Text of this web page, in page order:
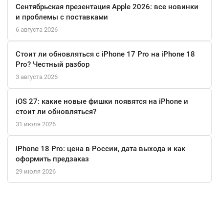
Система PS VR2 была разработана специально для PlayStation
5, что исключает необходимость в сложных настройках и
эксклюзивных игр и поддержкой от Sony, вы сможете
попробовать каждому геймеру.
Сентябрьская презентация Apple 2026: все новинки
и проблемы с поставками
6 августа 2026
Стоит ли обновляться с iPhone 17 Pro на iPhone 18
Pro? Честный разбор
3 августа 2026
iOS 27: какие новые фишки появятся на iPhone и
стоит ли обновляться?
31 июля 2026
iPhone 18 Pro: цена в России, дата выхода и как
оформить предзаказ
29 июля 2026